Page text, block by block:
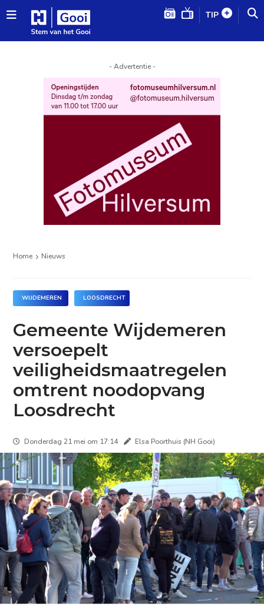
TIP
- Advertentie -
Home Nieuws
WIJDEMEREN LOOSDRECHT
Gemeente Wijdemeren
versoepelt
veiligheidsmaatregelen
omtrent noodopvang
Loosdrecht
Donderdag 21 mei om 17:14 Elsa Poorthuis (NH Gooi)